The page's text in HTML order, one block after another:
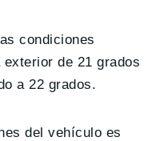
condiciones
de 21 grados
a 22 grados.
del vehículo es